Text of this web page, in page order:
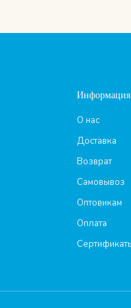
Информация
О нас
Доставка
Возврат
Самовывоз
Оптовикам
Оплата